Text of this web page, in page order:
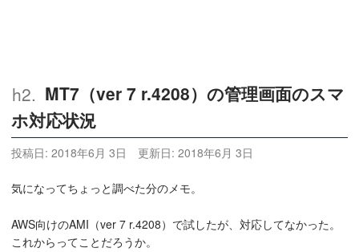
MT7（ver 7 r.4208）の管理画面のスマ
ホ対応状況
投稿日: 2018年6月 3日 更新日: 2018年6月 3日
気になってちょっと調べた分のメモ。
AWS向けのAMI（ver 7 r.4208）で試したが、対応してなかった。
これからってことだろうか。